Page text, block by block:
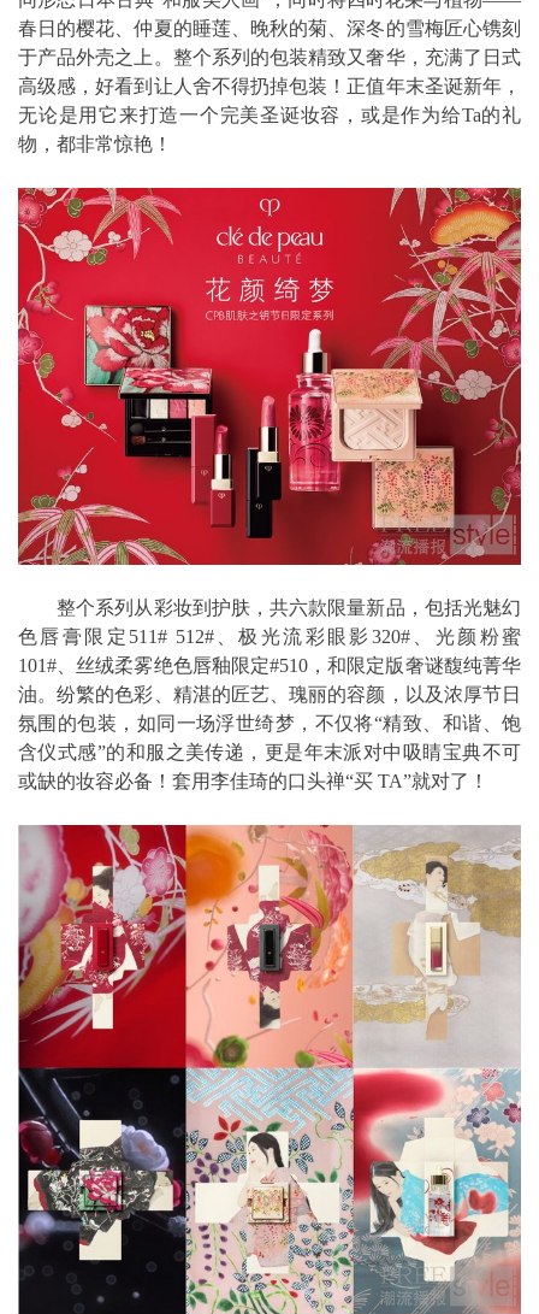
春日的樱花、仲夏的睡莲、晚秋的菊、深冬的雪梅匠心镌刻
于产品外壳之上。整个系列的包装精致又奢华，充满了日式
高级感，好看到让人舍不得扔掉包装！正值年末圣诞新年，
无论是用它来打造一个完美圣诞妆容，或是作为给Ta的礼
物，都非常惊艳！
整个系列从彩妆到护肤，共六款限量新品，包括光魅幻
色唇膏限定511# 512#、极光流彩眼影320#、光颜粉蜜
101#、丝绒柔雾绝色唇釉限定#510，和限定版奢谜馥纯菁华
油。纷繁的色彩、精湛的匠艺、瑰丽的容颜，以及浓厚节日
氛围的包装，如同一场浮世绮梦，不仅将“精致、和谐、饱
含仪式感”的和服之美传递，更是年末派对中吸睛宝典不可
或缺的妆容必备！套用李佳琦的口头禅“买 TA”就对了！